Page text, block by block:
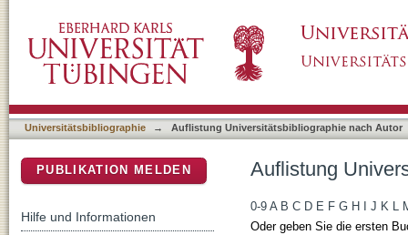
Universitätsbibliographie → Auflistung Universitätsbibliographie nach Autor
Auflistung
0-9 A B C D E F G H J K L
Oder geben Sie die ersten
PUBLIKATION MELDEN
Hilfe und Informationen